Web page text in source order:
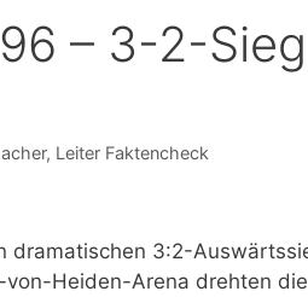
– 3-2-
, Leiter Faktencheck
dramatischen 3:2-
Heiden-Arena drehten